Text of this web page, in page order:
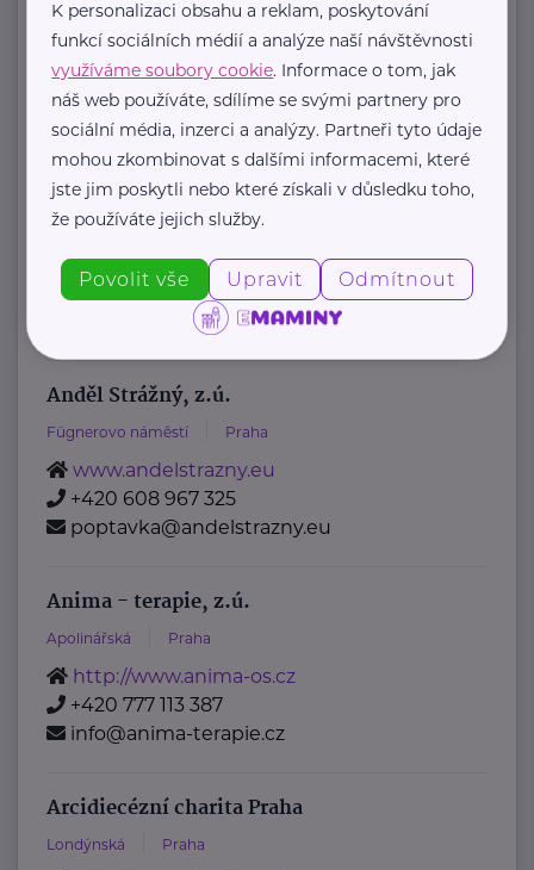
Amelie od roku 2006 pomáhá žít život
s rakovinou:
poskytujeme
onkologicky nemocným a ...
https://www.amelie-zs.cz/
+420 739 001 123
praha@amelie-zs.cz
Anděl Strážný, z.ú.
Fügnerovo náměstí Praha
www.andelstrazny.eu
+420 608 967 325
poptavka@andelstrazny.eu
Anima - terapie, z.ú.
Apolinářská Praha
http://www.anima-os.cz
+420 777 113 387
info@anima-terapie.cz
Arcidiecézní charita Praha
Londýnská Praha
K personalizaci obsahu a reklam, poskytování
funkcí sociálních médií a analýze naší návštěvnosti
využíváme soubory cookie. Informace o tom, jak
náš web používáte, sdílíme se svými partnery pro
sociální média, inzerci a analýzy. Partneři tyto údaje
mohou zkombinovat s dalšími informacemi, které
jste jim poskytli nebo které získali v důsledku toho,
že používáte jejich služby.
Povolit vše Upravit Odmítnout